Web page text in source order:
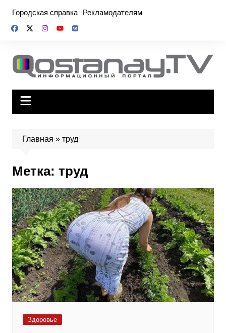
содержимому
Городская справка Рекламодателям
Главная » труд
Метка: труд
Здоровье